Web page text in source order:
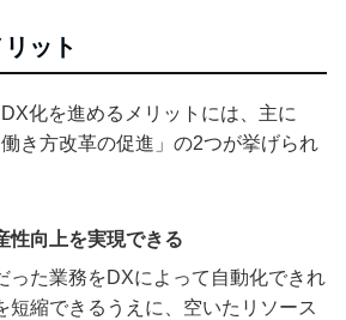
ット
化を進めるメリットには、主に
働き方改革の促進」の2つが挙げられ
性向上を実現できる
った業務をDXによって自動化できれ
短縮できるうえに、空いたリソース